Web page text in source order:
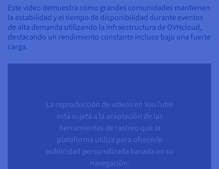
Este video demuestra cómo grandes comunidades mantienen
la estabilidad y el tiempo de disponibilidad durante eventos
de alta demanda utilizando la infraestructura de OVHcloud,
destacando un rendimiento constante incluso bajo una fuerte
carga.
La reproducción de vídeos en YouTube
está sujeta a la aceptación de las
herramientas de rastreo que la
plataforma utiliza para ofrecerle
publicidad personalizada basada en su
navegación.